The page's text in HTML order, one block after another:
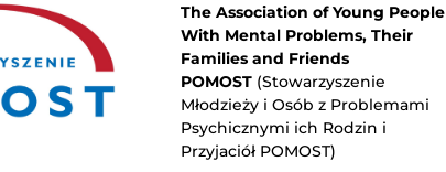
The Association of Young People
With Mental Problems, Their
Families and Friends
POMOST (Stowarzyszenie
Młodzieży i Osób z Problemami
Psychicznymi ich Rodzin i
Przyjaciół POMOST)